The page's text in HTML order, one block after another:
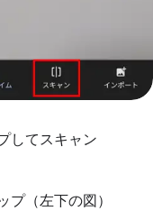
してスキャン
（左下の図）